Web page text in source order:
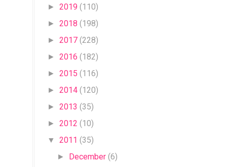
► 2019 (110)
► 2018 (198)
► 2017 (228)
► 2016 (182)
► 2015 (116)
► 2014 (120)
► 2013 (35)
► 2012 (10)
▼ 2011 (35)
► December (6)